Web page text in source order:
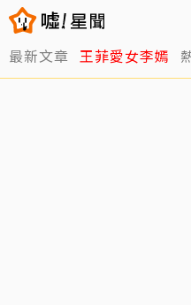
最新文章 王菲愛女李嫣